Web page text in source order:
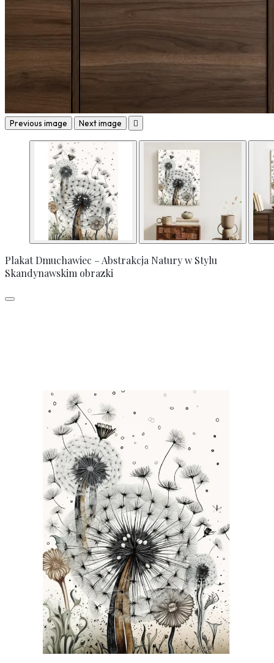
Previous image Next image 
Plakat Dmuchawiec – Abstrakcja Natury w Stylu
Skandynawskim obrazki